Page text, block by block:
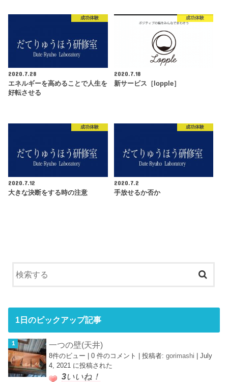
成功体験
2020.7.28
エネルギーを高めることで人生を
好転させる
成功体験
2020.7.18
新サービス［lopple］
成功体験
2020.7.12
大きな決断をする時の注意
成功体験
2020.7.2
手放せるか否か
1日のピックアップ記事
一つの壁(天井)
8件のビュー |0 件のコメント |投稿者:gorimashi |July
4, 2021 に投稿された
3いいね！